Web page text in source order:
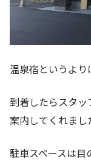
温泉宿というより
到着したらスタ
案内してくれまし
駐車スペースは目